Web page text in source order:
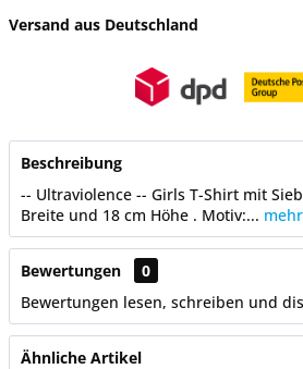
Versand aus Deutschland
Beschreibung
-- Ultraviolence -- Girls T-Shirt mit
Breite und 18 cm Höhe . Motiv:... mehr
Bewertungen
0
Bewertungen lesen, schreiben und
Ähnliche Artikel